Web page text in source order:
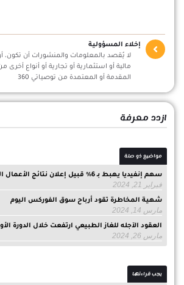
إخلاء المسؤولية
لا يُقصد بالمعلومات والمنشورات أن
مالية أو استثمارية أو تجارية أو أنواع أخرى
المقدمة أو المعتمدة من توصياتي 360
ازدد معرفة
مواضيع ذو صلة
سهم إنفيديا يهبط بـ 6% قبيل إعلان نتائج الأعمال الفصلية
فبراير 21, 2024
شهية المخاطرة تقود أرباح سوق الفوركس اليوم
مارس 14, 2024
العقود الآجله للغاز الطبيعي ارتفعت خلال الدورة
مارس 26, 2024
يجب قراءتها